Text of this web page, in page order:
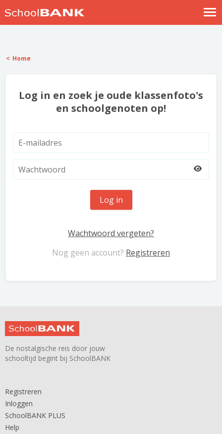
Help
Home
Log in en zoek je oude klassenfoto's
en schoolgenoten op!
Log in
Wachtwoord vergeten?
Nog geen account? Registreren
De nostalgische reis door jouw
schooltijd begint bij SchoolBANK
Registreren
Inloggen
SchoolBANK PLUS
Help